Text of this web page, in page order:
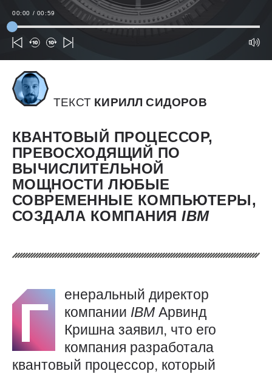
00:00 / 00:59
ТЕКСТ КИРИЛЛ СИДОРОВ
КВАНТОВЫЙ ПРОЦЕССОР,
ПРЕВОСХОДЯЩИЙ ПО
ВЫЧИСЛИТЕЛЬНОЙ
МОЩНОСТИ ЛЮБЫЕ
СОВРЕМЕННЫЕ КОМПЬЮТЕРЫ,
СОЗДАЛА КОМПАНИЯIBM
Г
енеральный директор
компании IBM Арвинд
Кришна заявил, что его
компания разработала
квантовый процессор, который